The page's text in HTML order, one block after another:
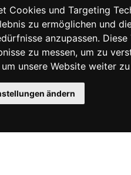
Cookies und Targeting
zu ermöglichen und
anzupassen.
zu messen, um zu
unsere Website weiter
ändern